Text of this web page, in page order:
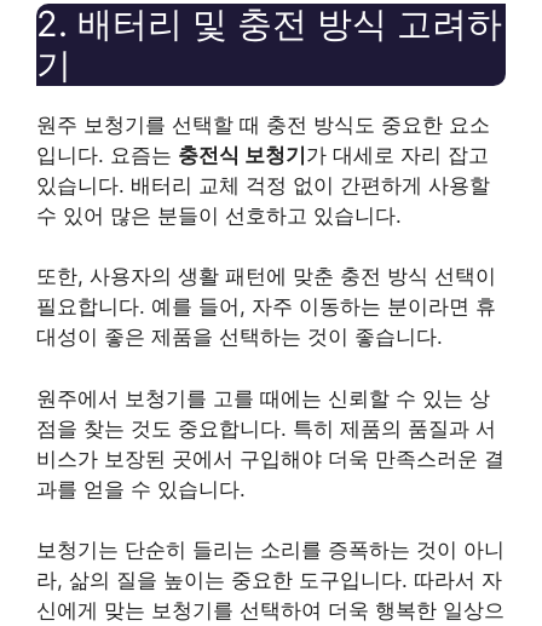
2. 배터리 및 충전 방식 고려하
기
원주 보청기를 선택할 때 충전 방식도 중요한 요소
입니다. 요즘는 충전식 보청기가 대세로 자리 잡고
있습니다. 배터리 교체 걱정 없이 간편하게 사용할
수 있어 많은 분들이 선호하고 있습니다.
또한, 사용자의 생활 패턴에 맞춘 충전 방식 선택이
필요합니다. 예를 들어, 자주 이동하는 분이라면 휴
대성이 좋은 제품을 선택하는 것이 좋습니다.
원주에서 보청기를 고를 때에는 신뢰할 수 있는 상
점을 찾는 것도 중요합니다. 특히 제품의 품질과 서
비스가 보장된 곳에서 구입해야 더욱 만족스러운 결
과를 얻을 수 있습니다.
보청기는 단순히 들리는 소리를 증폭하는 것이 아니
라, 삶의 질을 높이는 중요한 도구입니다. 따라서 자
신에게 맞는 보청기를 선택하여 더욱 행복한 일상으